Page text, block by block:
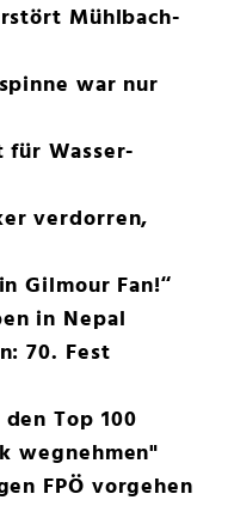
Mühlbach-
war nur
Wasser-
verdorren,
Gilmour Fan!“
in Nepal
70. Fest
Top 100
wegnehmen"
FPÖ vorgehen